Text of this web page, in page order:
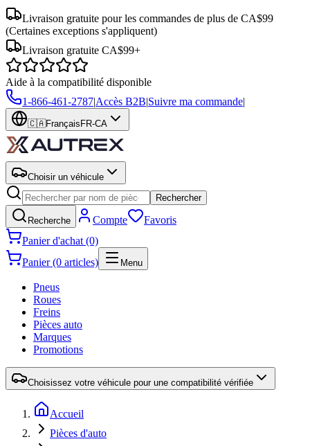
Livraison gratuite pour les commandes de plus de CA$99
(Certaines exceptions s'appliquent)
Livraison gratuite CA$99+
Aide à la compatibilité disponible
1-866-461-2787|Accès B2B|Suivre ma commande|
🇨🇦Français FR-CA
Choisir un véhicule
Rechercher
Recherche Compte
Favoris
Panier d'achat (0)
Panier (0 articles)
Menu
Pneus
Roues
Freins
Pièces auto
Marques
Promotions
Choisissez votre véhicule pour une compatibilité vérifiée
Accueil
Pièces d'auto